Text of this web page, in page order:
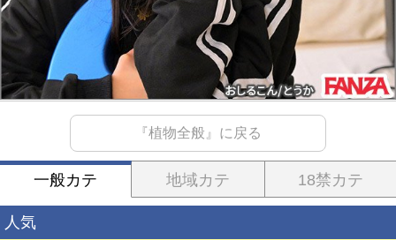
『植物全般』に戻る
一般カテ 地域カテ 18禁カテ
人気